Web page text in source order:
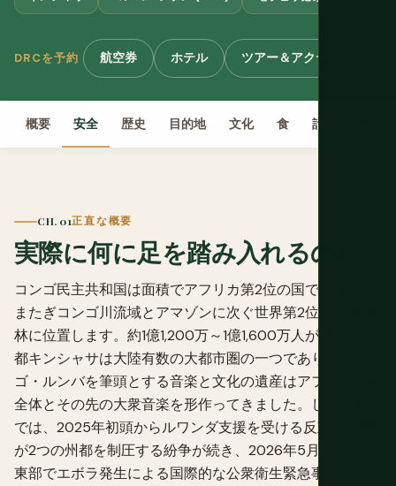
DRCを予約 航空券 ホテル ツアー＆アクティビティ
概要 安全 歴史 目的地 文化 食 計画
CH. 01正直な概要
実際に何に足を踏み入れるのか
コンゴ民主共和国は面積でアフリカ第2位の国で、赤道を
またぎコンゴ川流域とアマゾンに次ぐ世界第2位の熱帯雨
林に位置します。約1億1,200万～1億1,600万人が住み、首
都キンシャサは大陸有数の大都市圏の一つであり、コン
ゴ・ルンバを筆頭とする音楽と文化の遺産はアフリカ大陸
全体とその先の大衆音楽を形作ってきました。しかし東部
では、2025年初頭からルワンダ支援を受ける反政府組織
が2つの州都を制圧する紛争が続き、2026年5月からは北
東部でエボラ発生による国際的な公衆衛生緊急事態が宣言